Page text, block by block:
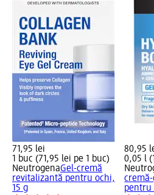
71,95 lei
1 buc (71,95 lei pe 1 buc)
NeutrogenaGel-cremă
revitalizantă pentru ochi,
15 g
80,95
0,05 l
pentru